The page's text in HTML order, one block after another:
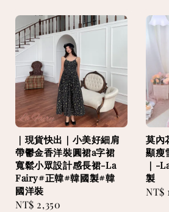
｜現貨快出｜小美好細肩
帶鬱金香洋裝圓裙a字裙
寬鬆小眾設計感長裙-La
Fairy#正韓#韓國製#韓
國洋裝
Regular
NT$ 2,350
莫內
顯瘦
｜-
製
NT$